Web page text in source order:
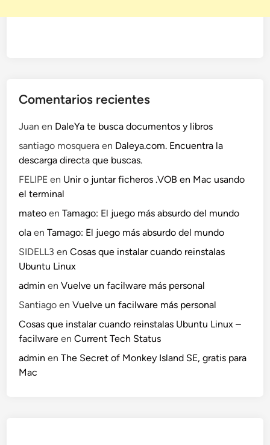
Comentarios recientes
Juan en DaleYa te busca documentos y libros
santiago mosquera en Daleya.com. Encuentra la
descarga directa que buscas.
FELIPE en Unir o juntar ficheros .VOB en Mac usando
el terminal
mateo enTamago: El juego más absurdo del mundo
ola enTamago: El juego más absurdo del mundo
SIDELL3 enCosas que instalar cuando reinstalas
Ubuntu Linux
admin enVuelve un facilware más personal
Santiago enVuelve un facilware más personal
Cosas que instalar cuando reinstalas Ubuntu Linux –
facilware enCurrent Tech Status
admin enThe Secret of Monkey Island SE, gratis para
Mac